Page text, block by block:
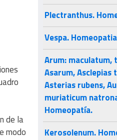
de la
modo
Plectranthus.
Vespa. Homeopatia
Arum: maculatum,
Asarum, Asclepias
Asterias rubens,
muriaticum
Homeopatía.
Kerosolenum.